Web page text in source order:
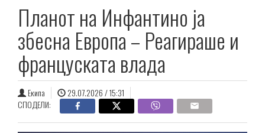
Планот на Инфантино ја
збесна Европа – Реагираше и
француската влада
Екипа
29.07.2026 / 15:31
СПОДЕЛИ: